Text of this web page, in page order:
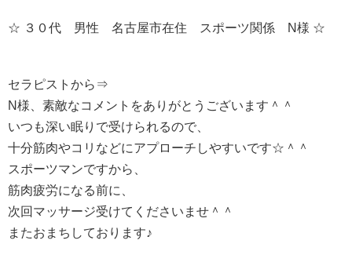
☆ ３０代 男性 名古屋市在住 スポーツ関係 N様 ☆
セラピストから⇒
N様、素敵なコメントをありがとうございます＾＾
いつも深い眠りで受けられるので、
十分筋肉やコリなどにアプローチしやすいです☆＾＾
スポーツマンですから、
筋肉疲労になる前に、
次回マッサージ受けてくださいませ＾＾
またおまちしております♪